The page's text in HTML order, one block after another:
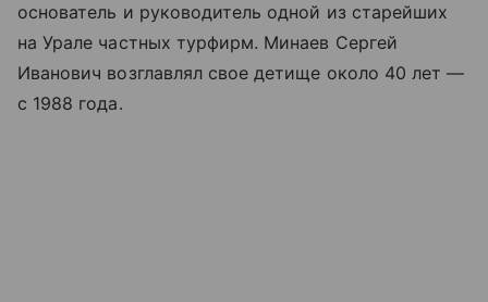
основатель и руководитель одной из старейших
на Урале частных турфирм. Минаев Сергей
Иванович возглавлял свое детище около 40 лет —
с 1988 года.